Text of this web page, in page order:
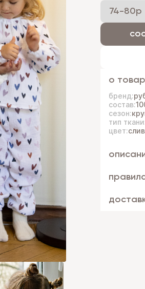
о
бренд:
состав:
сезон:
тип
цвет: